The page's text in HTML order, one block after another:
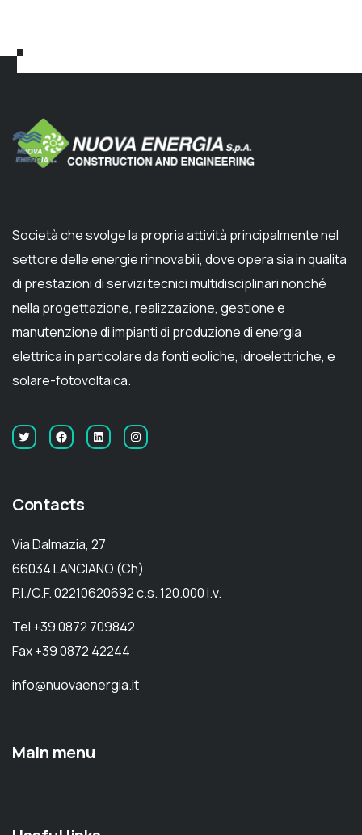
Società che svolge la propria attività principalmente nel
settore delle energie rinnovabili, dove opera sia in qualità
di prestazioni di servizi tecnici multidisciplinari nonché
nella progettazione, realizzazione, gestione e
manutenzione di impianti di produzione di energia
elettrica in particolare da fonti eoliche, idroelettriche, e
solare-fotovoltaica.
Contacts
Via Dalmazia, 27
66034 LANCIANO (Ch)
P.I./C.F. 02210620692 c.s. 120.000 i.v.
Tel +39 0872 709842
Fax +39 0872 42244
info@nuovaenergia.it
Main menu